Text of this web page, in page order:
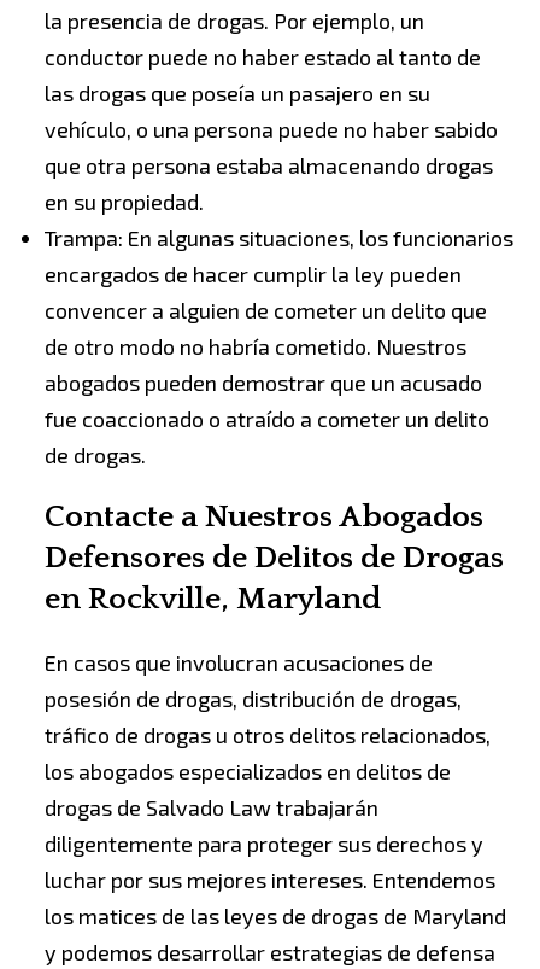
la presencia de drogas. Por ejemplo, un
conductor puede no haber estado al tanto de
las drogas que poseía un pasajero en su
vehículo, o una persona puede no haber sabido
que otra persona estaba almacenando drogas
en su propiedad.
Trampa: En algunas situaciones, los funcionarios
encargados de hacer cumplir la ley pueden
convencer a alguien de cometer un delito que
de otro modo no habría cometido. Nuestros
abogados pueden demostrar que un acusado
fue coaccionado o atraído a cometer un delito
de drogas.
Contacte a Nuestros Abogados
Defensores de Delitos de Drogas
en Rockville, Maryland
En casos que involucran acusaciones de
posesión de drogas, distribución de drogas,
tráfico de drogas u otros delitos relacionados,
los abogados especializados en delitos de
drogas de Salvado Law trabajarán
diligentemente para proteger sus derechos y
luchar por sus mejores intereses. Entendemos
los matices de las leyes de drogas de Maryland
y podemos desarrollar estrategias de defensa